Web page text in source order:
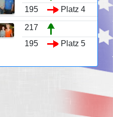
195 Platz 4
217
195 Platz 5